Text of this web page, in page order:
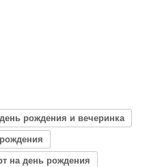
день рождения и вечеринка
на день рождения